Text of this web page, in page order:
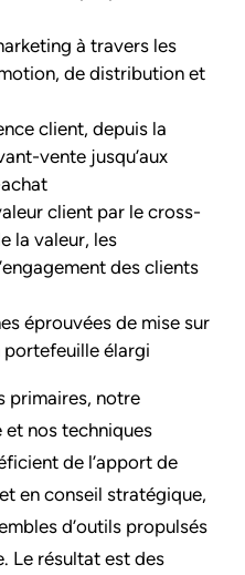
à travers les
de distribution et
client, depuis la
vente jusqu’aux
client par le cross-
la valeur, les
des clients
éprouvées de mise sur
portefeuille élargi
primaires, notre
nos techniques
de l’apport de
en conseil stratégique,
d’outils propulsés
Le résultat est des